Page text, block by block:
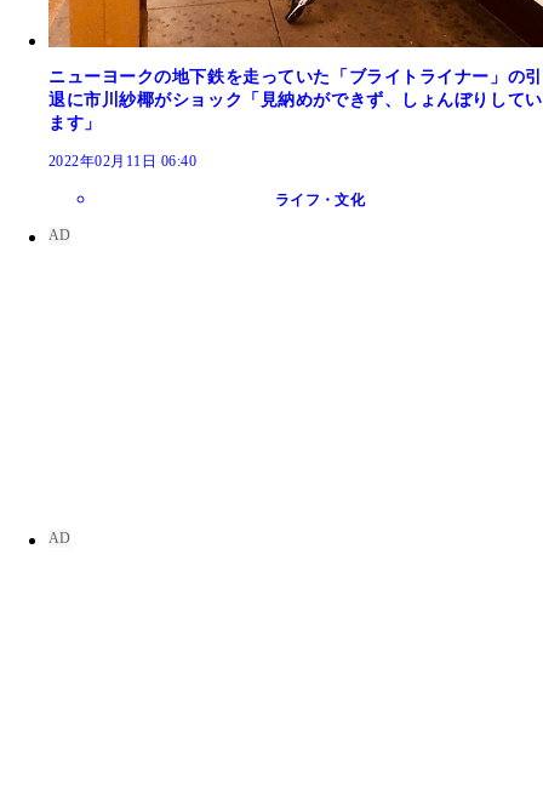
ニューヨークの地下鉄を走っていた「ブライトライナー」の引
退に市川紗椰がショック「見納めができず、しょんぼりしてい
ます」
2022年02月11日 06:40
ライフ・文化